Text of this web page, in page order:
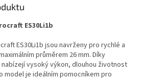
ES30Li1b
ES30Li1b jsou navrženy pro rychlé a
průměrem 26 mm. Díky
vysoký výkon, dlouhou životnost
model je ideálním pomocníkem pro